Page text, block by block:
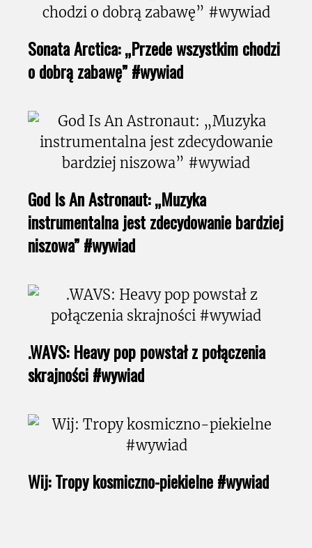
Sonata Arctica: „Przede wszystkim chodzi
o dobrą zabawę” #wywiad
God Is An Astronaut: „Muzyka
instrumentalna jest zdecydowanie bardziej
niszowa” #wywiad
.WAVS: Heavy pop powstał z połączenia
skrajności #wywiad
Wij: Tropy kosmiczno-piekielne #wywiad